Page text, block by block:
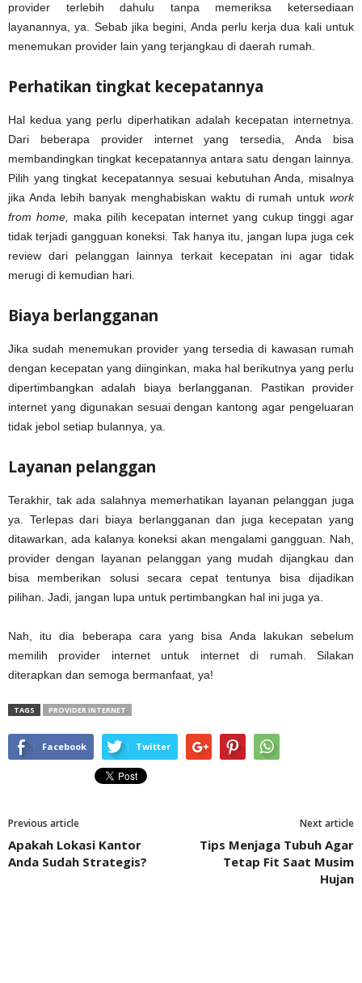
provider terlebih dahulu tanpa memeriksa ketersediaan
layanannya, ya. Sebab jika begini, Anda perlu kerja dua kali untuk
menemukan provider lain yang terjangkau di daerah rumah.
Perhatikan tingkat kecepatannya
Hal kedua yang perlu diperhatikan adalah kecepatan internetnya.
Dari beberapa provider internet yang tersedia, Anda bisa
membandingkan tingkat kecepatannya antara satu dengan lainnya.
Pilih yang tingkat kecepatannya sesuai kebutuhan Anda, misalnya
jika Anda lebih banyak menghabiskan waktu di rumah untuk work
from home, maka pilih kecepatan internet yang cukup tinggi agar
tidak terjadi gangguan koneksi. Tak hanya itu, jangan lupa juga cek
review dari pelanggan lainnya terkait kecepatan ini agar tidak
merugi di kemudian hari.
Biaya berlangganan
Jika sudah menemukan provider yang tersedia di kawasan rumah
dengan kecepatan yang diinginkan, maka hal berikutnya yang perlu
dipertimbangkan adalah biaya berlangganan. Pastikan provider
internet yang digunakan sesuai dengan kantong agar pengeluaran
tidak jebol setiap bulannya, ya.
Layanan pelanggan
Terakhir, tak ada salahnya memerhatikan layanan pelanggan juga
ya. Terlepas dari biaya berlangganan dan juga kecepatan yang
ditawarkan, ada kalanya koneksi akan mengalami gangguan. Nah,
provider dengan layanan pelanggan yang mudah dijangkau dan
bisa memberikan solusi secara cepat tentunya bisa dijadikan
pilihan. Jadi, jangan lupa untuk pertimbangkan hal ini juga ya.
Nah, itu dia beberapa cara yang bisa Anda lakukan sebelum
memilih provider internet untuk internet di rumah. Silakan
diterapkan dan semoga bermanfaat, ya!
TAGS PROVIDER INTERNET
Facebook Twitter
Previous article
Apakah Lokasi Kantor
Anda Sudah Strategis?
Next article
Tips Menjaga Tubuh Agar
Tetap Fit Saat Musim
Hujan